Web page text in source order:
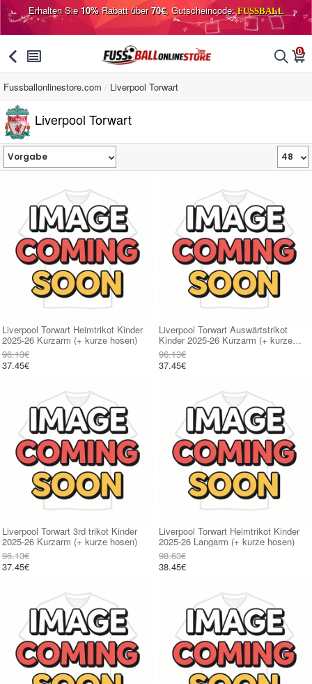
Erhalten Sie10%Rabatt über70€, Gutscheincode:FUSSBALL
󰅯 󰂩 󰂨 0
󰃦
Fussballonlinestore.com Liverpool Torwart
Liverpool Torwart
Liverpool Torwart Heimtrikot Kinder
2025-26 Kurzarm (+ kurze hosen)
96.13€
37.45€
Liverpool Torwart Auswärtstrikot
Kinder 2025-26 Kurzarm (+ kurze
hosen)
96.13€
37.45€
Liverpool Torwart 3rd trikot Kinder
2025-26 Kurzarm (+ kurze hosen)
96.13€
37.45€
Liverpool Torwart Heimtrikot Kinder
2025-26 Langarm (+ kurze hosen)
98.63€
38.45€